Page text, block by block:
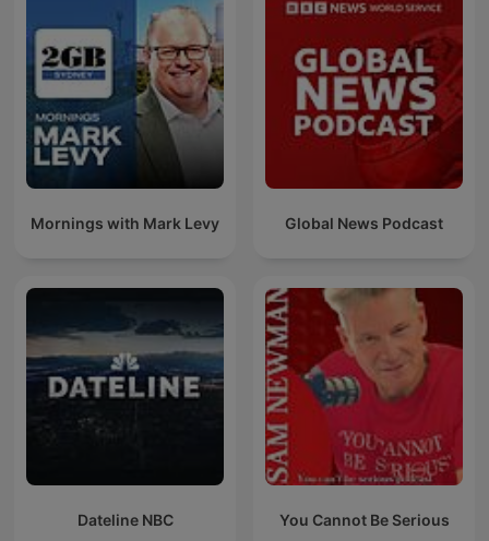
Mornings with Mark Levy Global News Podcast
Dateline NBC You Cannot Be Serious